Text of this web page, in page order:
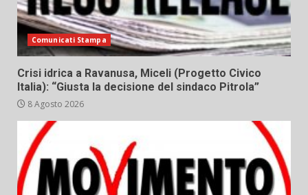
Comunicati Stampa
Crisi idrica a Ravanusa, Miceli (Progetto Civico
Italia): “Giusta la decisione del sindaco Pitrola”
8 Agosto 2026